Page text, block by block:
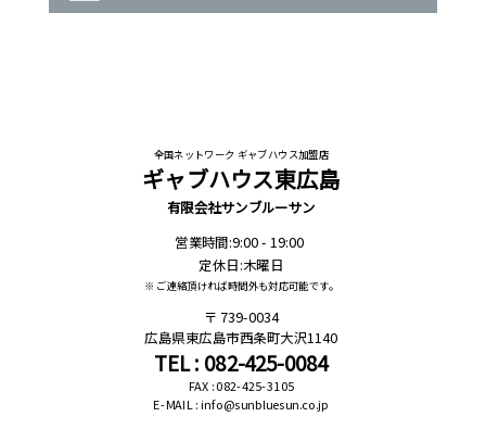
全国ネットワーク ギャブハウス加盟店
ギャブハウス東広島
有限会社サンブルーサン
営業時間:9:00 - 19:00
定休日:木曜日
※ ご連絡頂ければ時間外も対応可能です。
739-0034
広島県東広島市西条町大沢1140
TEL : 082-425-0084
FAX : 082-425-3105
E-MAIL : info@sunbluesun.co.jp